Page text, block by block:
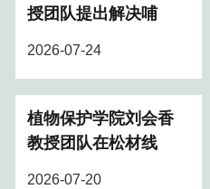
还可诱导籽粒大量积累脱氧
，严重威胁粮食安全与食品
法多依赖数据驱动模型，对
化学组分变化及其光谱响应
测模型的可解释性与推广应
SR-FTIR）与宏观高光
授团队提出解决哺乳
2026-07-24
植物保护学院刘会香
教授团队在松材线虫
2026-07-20